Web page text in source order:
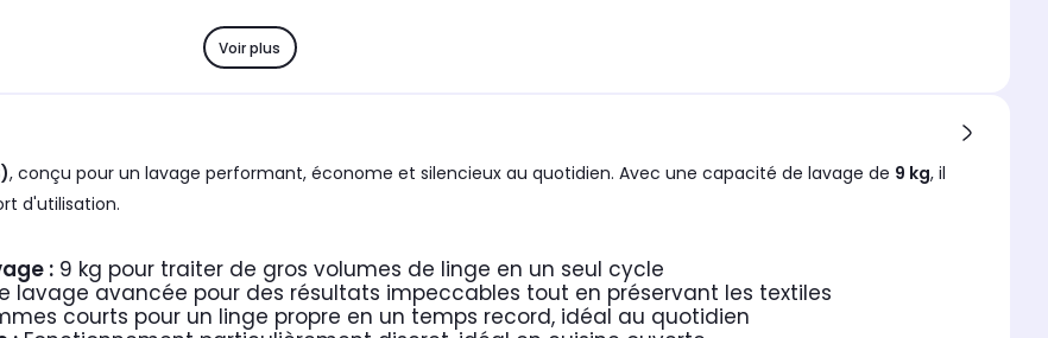
Voir plus
, conçu pour un lavage performant, économe et silencieux au quotidien. Avec une capacité de lavage de 9 kg, il
d'utilisation.
: 9 kg pour traiter de gros volumes de linge en un seul cycle
lavage avancée pour des résultats impeccables tout en préservant les textiles
courts pour un linge propre en un temps record, idéal au quotidien